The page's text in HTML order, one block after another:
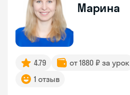
Марина
4.79 от 1880 ₽ за урок
1 отзыв